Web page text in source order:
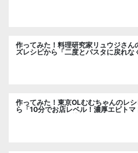
作ってみた！料理研究家リュウジさん
ズレシピから「二度とパスタに戻れな
る冷やしカルボナーラ」に挑戦。
作ってみた！東京OLむむちゃんのレ
ら「10分でお店レベル！濃厚エビトマ